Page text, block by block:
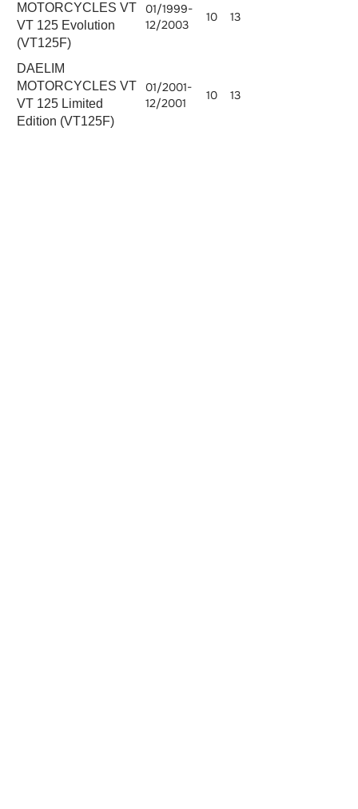
MOTORCYCLES VT
VT 125 Evolution
(VT125F)
01/1999-
12/2003
10 13
DAELIM
MOTORCYCLES VT
VT 125 Limited
Edition (VT125F)
01/2001-
12/2001
10 13